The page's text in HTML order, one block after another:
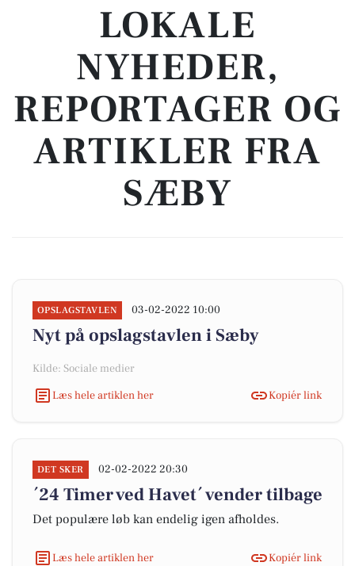
LOKALE
NYHEDER,
REPORTAGER OG
ARTIKLER FRA
SÆBY
OPSLAGSTAVLEN 03-02-2022 10:00
Nyt på opslagstavlen i Sæby
Kilde: Sociale medier
Læs hele artiklen her
Kopiér link
DET SKER 02-02-2022 20:30
´24 Timer ved Havet´ vender tilbage
Det populære løb kan endelig igen afholdes.
Læs hele artiklen her Kopiér link